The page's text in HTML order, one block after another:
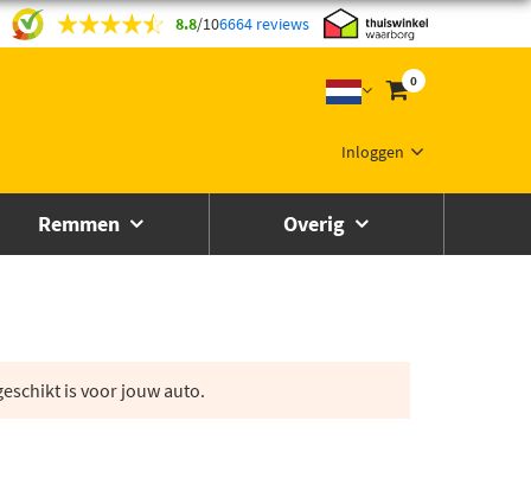
8.8/106664 reviews
0
Inloggen
Remmen Overig
is voor jouw auto.